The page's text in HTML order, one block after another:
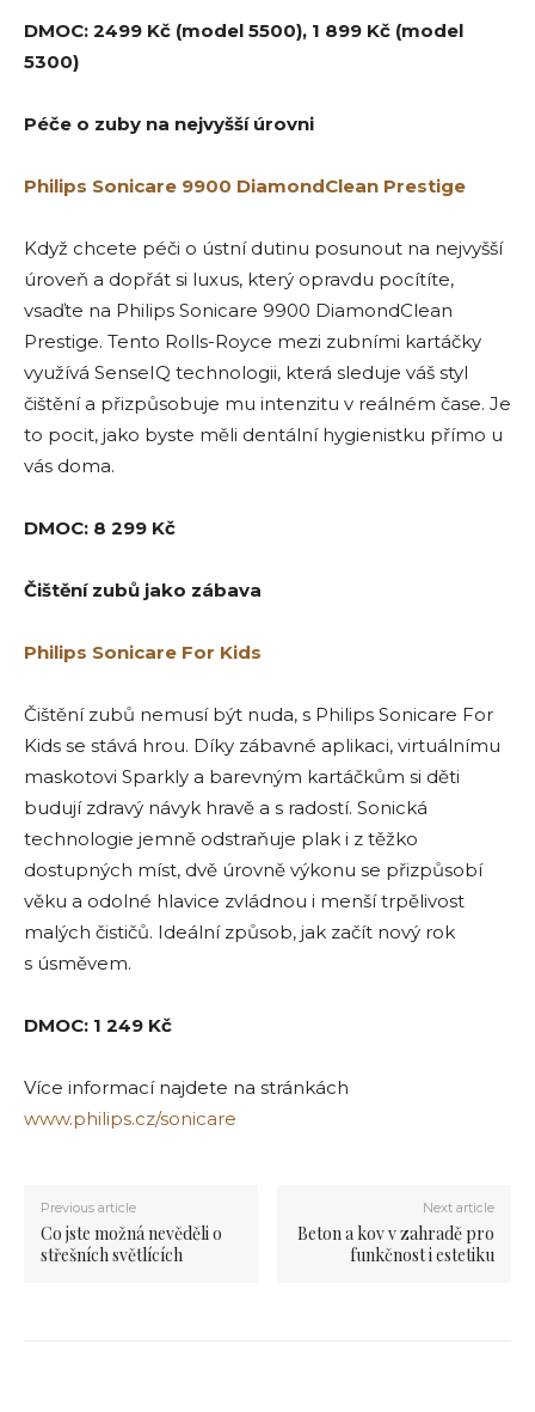
DMOC: 2499 Kč (model 5500), 1 899 Kč (model
5300)
Péče o zuby na nejvyšší úrovni
Philips Sonicare 9900 DiamondClean Prestige
Když chcete péči o ústní dutinu posunout na nejvyšší
úroveň a dopřát si luxus, který opravdu pocítíte,
vsaďte na Philips Sonicare 9900 DiamondClean
Prestige. Tento Rolls-Royce mezi zubními kartáčky
využívá SenseIQ technologii, která sleduje váš styl
čištění a přizpůsobuje mu intenzitu v reálném čase. Je
to pocit, jako byste měli dentální hygienistku přímo u
vás doma.
DMOC: 8 299 Kč
Čištění zubů jako zábava
Philips Sonicare For Kids
Čištění zubů nemusí být nuda, s Philips Sonicare For
Kids se stává hrou. Díky zábavné aplikaci, virtuálnímu
maskotovi Sparkly a barevným kartáčkům si děti
budují zdravý návyk hravě a s radostí. Sonická
technologie jemně odstraňuje plak i z těžko
dostupných míst, dvě úrovně výkonu se přizpůsobí
věku a odolné hlavice zvládnou i menší trpělivost
malých čističů. Ideální způsob, jak začít nový rok
s úsměvem.
DMOC: 1 249 Kč
Více informací najdete na stránkách
www.philips.cz/sonicare
Previous article
Co jste možná nevěděli o
střešních světlících
Next article
Beton a kov v zahradě pro
funkčnost i estetiku